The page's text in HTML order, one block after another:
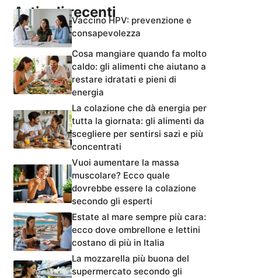
Articoli recentiVaccino HPV: prevenzione e
consapevolezza
Cosa mangiare quando fa molto
caldo: gli alimenti che aiutano a
restare idratati e pieni di
energia
La colazione che dà energia per
tutta la giornata: gli alimenti da
scegliere per sentirsi sazi e più
concentrati
Vuoi aumentare la massa
muscolare? Ecco quale
dovrebbe essere la colazione
secondo gli esperti
Estate al mare sempre più cara:
ecco dove ombrellone e lettini
costano di più in Italia
La mozzarella più buona del
supermercato secondo gli